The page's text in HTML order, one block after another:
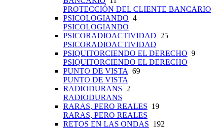
PROTECCIÓN DEL CLIENTE BANCARIO
PSICOLOGIANDO 4
PSICOLOGIANDO
PSICORADIOACTIVIDAD 25
PSICORADIOACTIVIDAD
PSIQUITORCIENDO EL DERECHO 9
PSIQUITORCIENDO EL DERECHO
PUNTO DE VISTA 69
PUNTO DE VISTA
RADIODURANS 2
RADIODURANS
RARAS, PERO REALES 19
RARAS, PERO REALES
RETOS EN LAS ONDAS 192